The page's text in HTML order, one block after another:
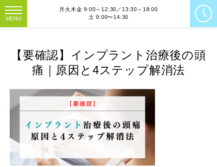
MENU
月火木金 9:00～12:30／13:30～18:00
土 9:00〜14:30
【要確認】インプラント治療後の頭
痛｜原因と4ステップ解消法